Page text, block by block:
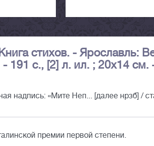
стихов. - Ярославль:
191 с., [2] л. ил. ; 20х14 см.
надпись: «Мите Неп... [далее нрзб] /
премии первой степени.